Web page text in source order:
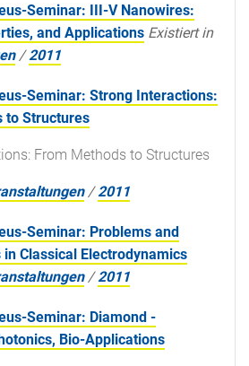
Seminar: III-V Nanowires:
and Applications Existiert in
/2011
Seminar: Strong Interactions:
to Structures
From Methods to Structures
/2011
Seminar: Problems and
in Classical Electrodynamics
/2011
Seminar: Diamond -
Bio-Applications